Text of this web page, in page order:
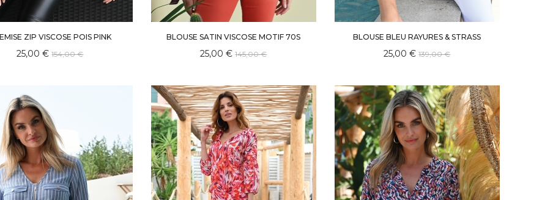
ZIP VISCOSE POIS PINK
25,00 € 154,00 €
BLOUSE SATIN VISCOSE MOTIF 70S
25,00 € 145,00 €
BLOUSE BLEU RAYURES & STRASS
25,00 € 139,00 €